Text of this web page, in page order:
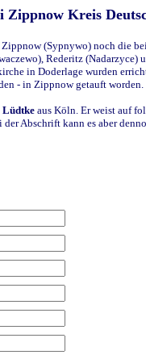
Zippnow Kreis
(Sypnywo) noch die
Rederitz
in Doderlage wurden
- in Zippnow getauft worden.
Lüdtke aus Köln. Er weist auf
Abschrift kann es aber